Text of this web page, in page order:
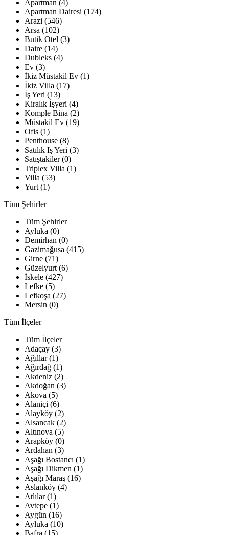
Apartman (4)
Apartman Dairesi (174)
Arazi (546)
Arsa (102)
Butik Otel (3)
Daire (14)
Dubleks (4)
Ev (3)
İkiz Müstakil Ev (1)
İkiz Villa (17)
İş Yeri (13)
Kiralık İşyeri (4)
Komple Bina (2)
Müstakil Ev (19)
Ofis (1)
Penthouse (8)
Satılık Iş Yeri (3)
Satıştakiler (0)
Triplex Villa (1)
Villa (53)
Yurt (1)
Tüm Şehirler
Tüm Şehirler
Ayluka (0)
Demirhan (0)
Gazimağusa (415)
Girne (71)
Güzelyurt (6)
İskele (427)
Lefke (5)
Lefkoşa (27)
Mersin (0)
Tüm İlçeler
Tüm İlçeler
Adaçay (3)
Ağıllar (1)
Ağırdağ (1)
Akdeniz (2)
Akdoğan (3)
Akova (5)
Alaniçi (6)
Alayköy (2)
Alsancak (2)
Altınova (5)
Arapköy (0)
Ardahan (3)
Aşağı Bostancı (1)
Aşağı Dikmen (1)
Aşağı Maraş (16)
Aslanköy (4)
Atlılar (1)
Avtepe (1)
Aygün (16)
Ayluka (10)